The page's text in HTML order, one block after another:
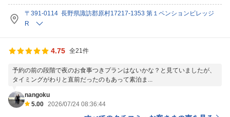
〒391-0114 長野県諏訪郡原村17217-1353 第１ペンションビレッジ
R
4.75 全21件
予約の前の段階で夜のお食事つきプランはないかな？と見ていましたが、
タイミングがわりと直前だったのもあって素泊ま...
nangoku
5.00 2026/07/24 08:36:44